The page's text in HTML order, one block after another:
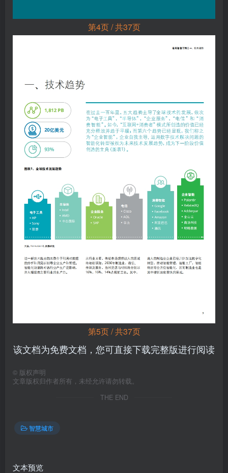
第4页 / 共37页
第5页 / 共37页
该文档为免费文档，您可直接下载完整版进行阅读
© 版权声明
文章版权归作者所有，未经允许请勿转载。
THE END
智慧城市
文本预览